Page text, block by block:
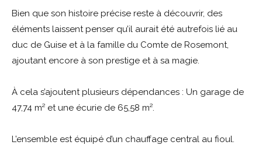
Bien que son histoire précise reste à découvrir, des
éléments laissent penser qu’il aurait été autrefois lié au
duc de Guise et à la famille du Comte de Rosemont,
ajoutant encore à son prestige et à sa magie.
À cela s’ajoutent plusieurs dépendances : Un garage de
47,74 m² et une écurie de 65,58 m².
L’ensemble est équipé d’un chauffage central au fioul.